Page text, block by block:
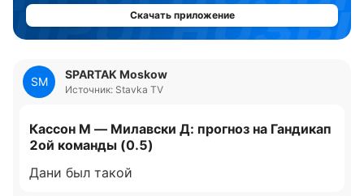
Скачать приложение
SM
SPARTAK Moskow
Источник: Stavka TV
Кассон М — Милавски Д: прогноз на Гандикап
2ой команды (0.5)
Дани был такой